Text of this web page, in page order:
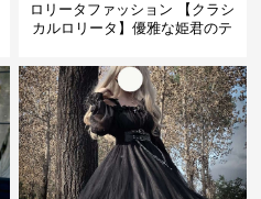
ロリータファッション 【クラシ
カルロリータ】優雅な姫君のテ